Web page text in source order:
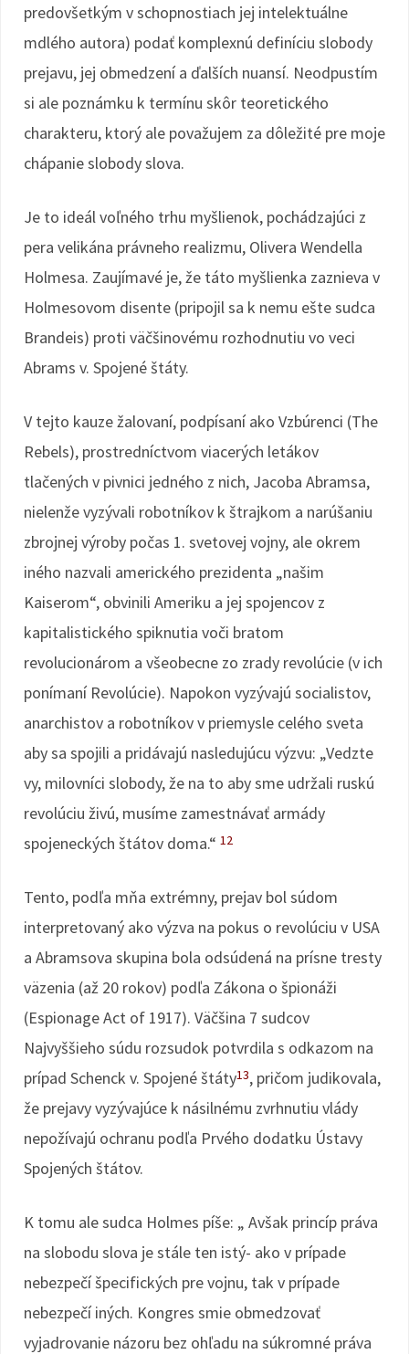
predovšetkým v schopnostiach jej intelektuálne
mdlého autora) podať komplexnú definíciu slobody
prejavu, jej obmedzení a ďalších nuansí. Neodpustím
si ale poznámku k termínu skôr teoretického
charakteru, ktorý ale považujem za dôležité pre moje
chápanie slobody slova.
Je to ideál voľného trhu myšlienok, pochádzajúci z
pera velikána právneho realizmu, Olivera Wendella
Holmesa. Zaujímavé je, že táto myšlienka zaznieva v
Holmesovom disente (pripojil sa k nemu ešte sudca
Brandeis) proti väčšinovému rozhodnutiu vo veci
Abrams v. Spojené štáty.
V tejto kauze žalovaní, podpísaní ako Vzbúrenci (The
Rebels), prostredníctvom viacerých letákov
tlačených v pivnici jedného z nich, Jacoba Abramsa,
nielenže vyzývali robotníkov k štrajkom a narúšaniu
zbrojnej výroby počas 1. svetovej vojny, ale okrem
iného nazvali amerického prezidenta „našim
Kaiserom“, obvinili Ameriku a jej spojencov z
kapitalistického spiknutia voči bratom
revolucionárom a všeobecne zo zrady revolúcie (v ich
ponímaní Revolúcie). Napokon vyzývajú socialistov,
anarchistov a robotníkov v priemysle celého sveta
aby sa spojili a pridávajú nasledujúcu výzvu: „Vedzte
vy, milovníci slobody, že na to aby sme udržali ruskú
revolúciu živú, musíme zamestnávať armády
spojeneckých štátov doma.“ 12
Tento, podľa mňa extrémny, prejav bol súdom
interpretovaný ako výzva na pokus o revolúciu v USA
a Abramsova skupina bola odsúdená na prísne tresty
väzenia (až 20 rokov) podľa Zákona o špionáži
(Espionage Act of 1917). Väčšina 7 sudcov
Najvyššieho súdu rozsudok potvrdila s odkazom na
prípad Schenck v. Spojené štáty13, pričom judikovala,
že prejavy vyzývajúce k násilnému zvrhnutiu vlády
nepožívajú ochranu podľa Prvého dodatku Ústavy
Spojených štátov.
K tomu ale sudca Holmes píše: „ Avšak princíp práva
na slobodu slova je stále ten istý- ako v prípade
nebezpečí špecifických pre vojnu, tak v prípade
nebezpečí iných. Kongres smie obmedzovať
vyjadrovanie názoru bez ohľadu na súkromné práva